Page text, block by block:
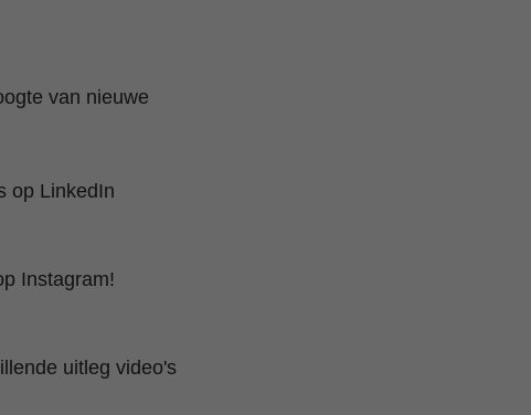
van nieuwe
op LinkedIn
Instagram!
uitleg video's